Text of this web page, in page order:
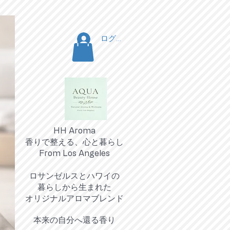
ログイン
HH Aroma
香りで整える、心と暮らし
From Los Angeles
ロサンゼルスとハワイの
暮らしから生まれた
オリジナルアロマブレンド
​本来の自分へ還る香り